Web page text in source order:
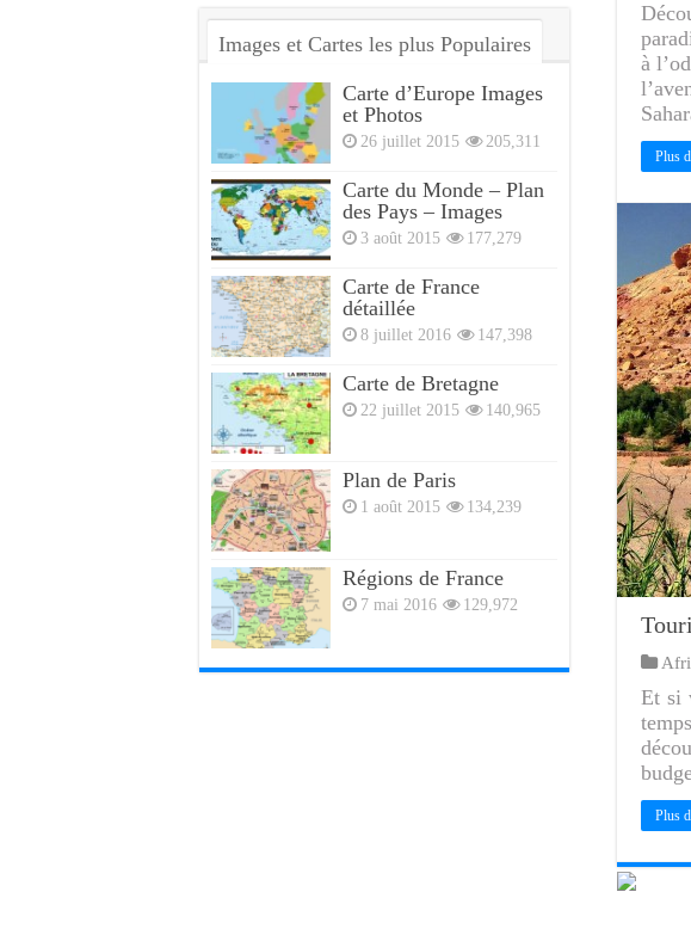
à
Plus
Et si
Plus
Images et Cartes les plus Populaires
Carte d’Europe Images
et Photos
26 juillet 2015 205,311
Carte du Monde – Plan
des Pays – Images
3 août 2015 177,279
Carte de France
détaillée
8 juillet 2016 147,398
Carte de Bretagne
22 juillet 2015 140,965
Plan de Paris
1 août 2015 134,239
Régions de France
7 mai 2016 129,972